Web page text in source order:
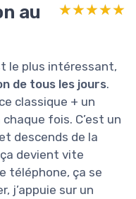
au
★★★★★
★★★★★
le plus intéressant,
de tous les jours.
classique + un
fois. C’est un
descends de la
devient vite
téléphone, ça se
j’appuie sur un